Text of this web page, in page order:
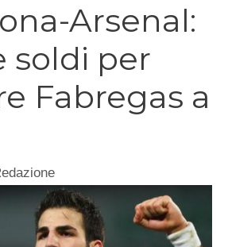
Arsenal:
soldi per
Fabregas a